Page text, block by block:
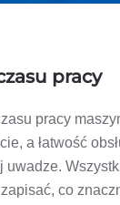
pracy
pracy
a łatwość
uwadze.
co